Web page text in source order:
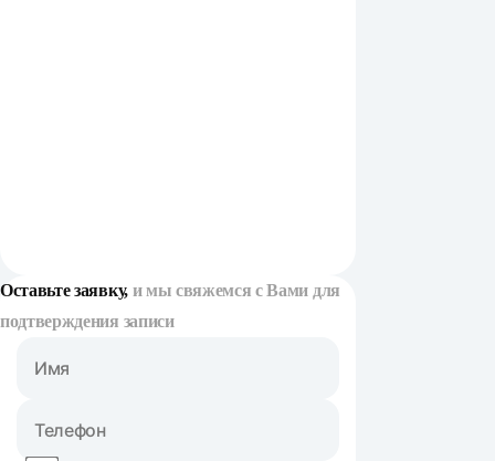
Оставьте заявку, и мы свяжемся с Вами для
подтверждения записи